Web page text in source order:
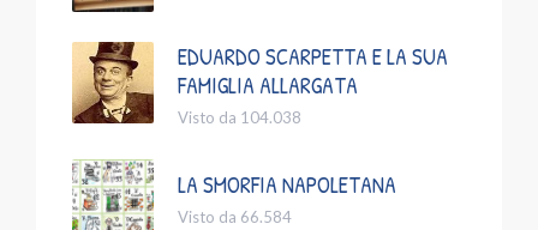
EDUARDO SCARPETTA E LA SUA
FAMIGLIA ALLARGATA
Visto da 104.038
LA SMORFIA NAPOLETANA
Visto da 66.584